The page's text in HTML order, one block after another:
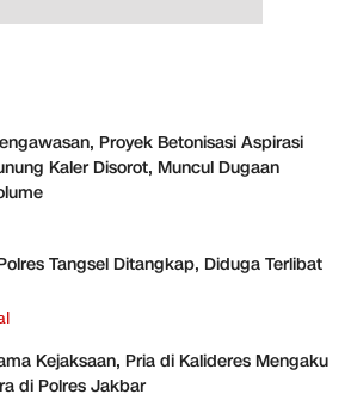
Proyek Betonisasi Aspirasi
Kaler Disorot, Muncul Dugaan
Tangsel Ditangkap, Diduga Terlibat
Kejaksaan, Pria di Kalideres Mengaku
di Polres Jakbar